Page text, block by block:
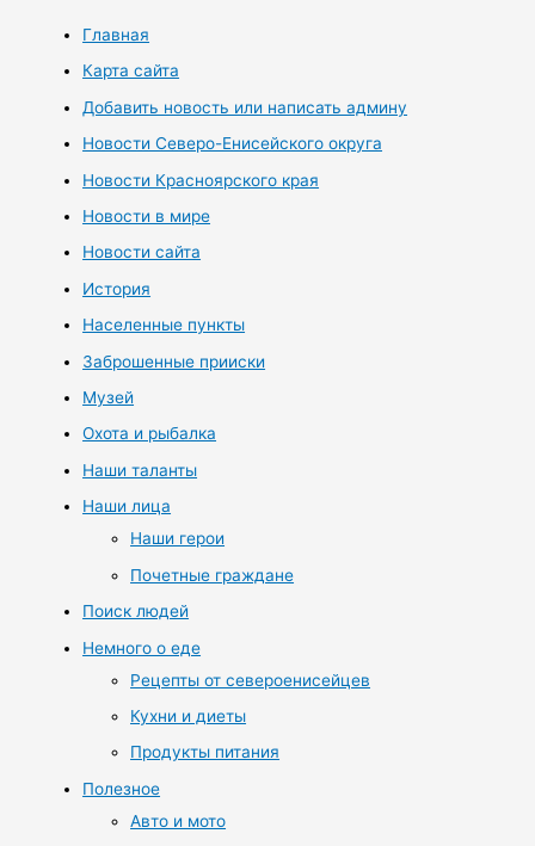
Главная
Карта сайта
Добавить новость или написать админу
Новости Северо-Енисейского округа
Новости Красноярского края
Новости в мире
Новости сайта
История
Населенные пункты
Заброшенные прииски
Музей
Охота и рыбалка
Наши таланты
Наши лица
Наши герои
Почетные граждане
Поиск людей
Немного о еде
Рецепты от североенисейцев
Кухни и диеты
Продукты питания
Полезное
Авто и мото